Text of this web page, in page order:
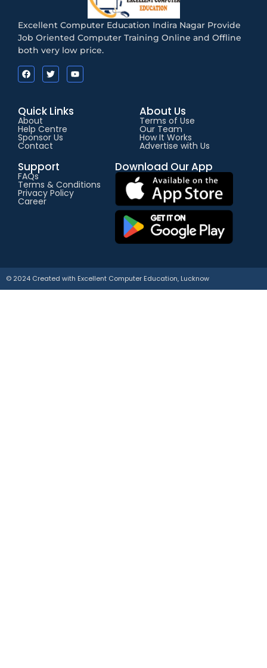
Excellent Computer Education Indira Nagar Provide
Job Oriented Computer Training Online and Offline
both very low price.
Quick Links
About
Help Centre
Sponsor Us
Contact
About Us
Terms of Use
Our Team
How It Works
Advertise with Us
Support
FAQs
Terms & Conditions
Privacy Policy
Career
Download Our App
© 2024 Created with Excellent Computer Education, Lucknow